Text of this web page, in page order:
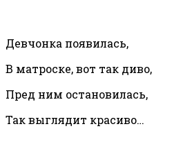
Девчонка появилась,
В матроске, вот так диво,
Пред ним остановилась,
Так выглядит красиво…